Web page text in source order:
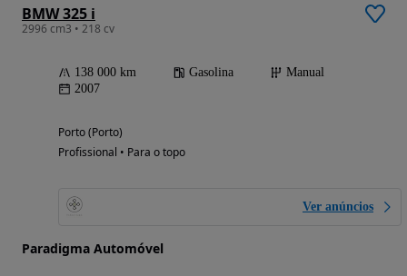
BMW 325 i
2996 cm3 • 218 cv
138 000 km Gasolina
Manual
2007
Porto (Porto)
Profissional • Para o topo
Ver anúncios
Paradigma Automóvel